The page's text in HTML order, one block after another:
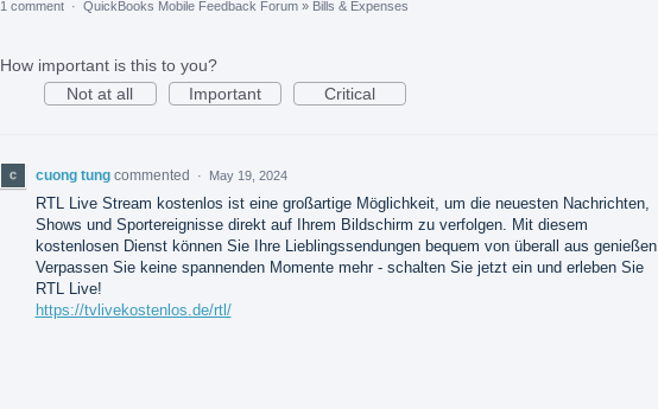
1 comment · QuickBooks Mobile Feedback Forum » Bills & Expenses
How important is this to you?
Not at all
Important Critical
cuong tung commented · May 19, 2024
RTL Live Stream kostenlos ist eine großartige Möglichkeit, um die neuesten Nachrichten,
Shows und Sportereignisse direkt auf Ihrem Bildschirm zu verfolgen. Mit diesem
kostenlosen Dienst können Sie Ihre Lieblingssendungen bequem von überall aus genießen.
Verpassen Sie keine spannenden Momente mehr - schalten Sie jetzt ein und erleben Sie
RTL Live!
https://tvlivekostenlos.de/rtl/